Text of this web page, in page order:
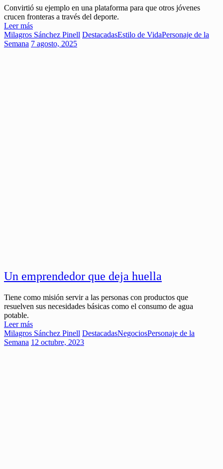
Convirtió su ejemplo en una plataforma para que otros jóvenes
crucen fronteras a través del deporte.
Leer más
Milagros Sánchez Pinell DestacadasEstilo de VidaPersonaje de la
Semana 7 agosto, 2025
Un emprendedor que deja huella
Tiene como misión servir a las personas con productos que
resuelven sus necesidades básicas como el consumo de agua
potable.
Leer más
Milagros Sánchez Pinell DestacadasNegociosPersonaje de la
Semana 12 octubre, 2023